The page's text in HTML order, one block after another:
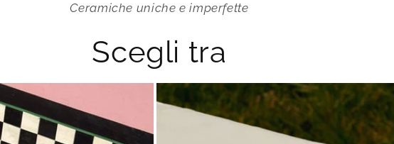
Ceramiche uniche e imperfette
Scegli tra